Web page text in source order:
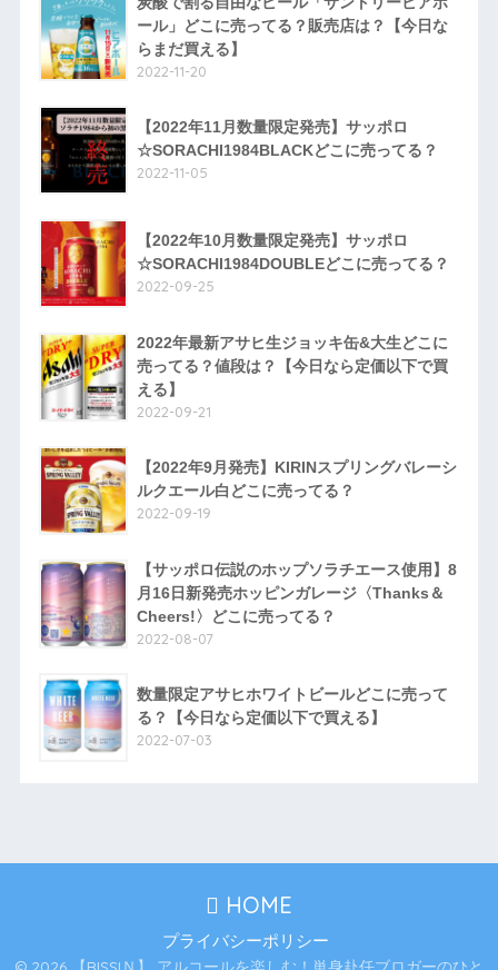
ール」どこに売ってる？販売店は？【今日な
らまだ買える】
2022-11-20
【2022年11月数量限定発売】サッポロ
☆SORACHI1984BLACKどこに売ってる？
2022-11-05
【2022年10月数量限定発売】サッポロ
☆SORACHI1984DOUBLEどこに売ってる？
2022-09-25
2022年最新アサヒ生ジョッキ缶&大生どこに
売ってる？値段は？【今日なら定価以下で買
える】
2022-09-21
【2022年9月発売】KIRINスプリングバレーシ
ルクエール白どこに売ってる？
2022-09-19
【サッポロ伝説のホップソラチエース使用】8
月16日新発売ホッピンガレージ〈Thanks＆
Cheers!〉どこに売ってる？
2022-08-07
数量限定アサヒホワイトビールどこに売って
る？【今日なら定価以下で買える】
2022-07-03
HOME
プライバシーポリシー
© 2026 【RISSIＮ】 アルコールを楽しむ！単身赴任ブロガーのひと